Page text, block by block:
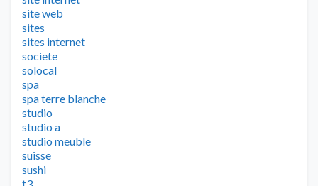
site web
sites
sites internet
societe
solocal
spa
spa terre blanche
studio
studio a
studio meuble
suisse
sushi